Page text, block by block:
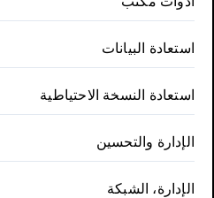
استعادة البيانات
استعادة النسخة الاحتياطية
الإدارة والتحسين
الإدارة، الشبكة